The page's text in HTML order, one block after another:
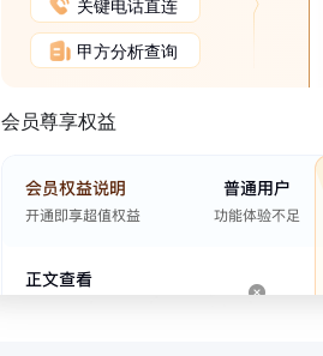
甲方分析查询
会员尊享权益